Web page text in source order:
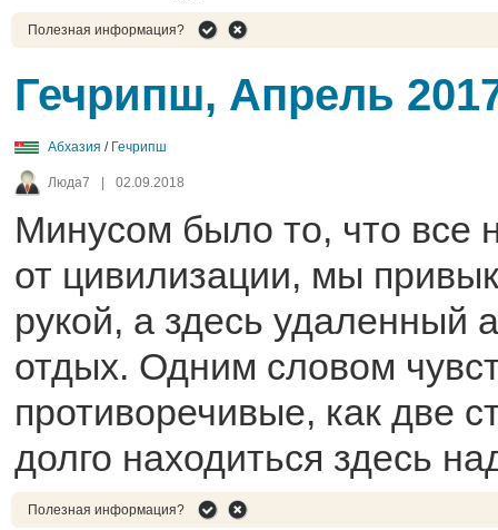
Полезная информация?
Гечрипш, Апрель
Абхазия / Гечрипш
Люда7 02.09.2018
Минусом было то, что все
от цивилизации, мы
рукой, а здесь удаленный
отдых. Одним словом
противоречивые, как две
долго находиться здесь
Полезная информация?